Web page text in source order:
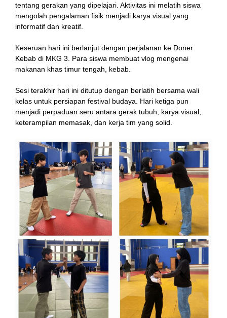
tentang gerakan yang dipelajari. Aktivitas ini melatih siswa
mengolah pengalaman fisik menjadi karya visual yang
informatif dan kreatif.
Keseruan hari ini berlanjut dengan perjalanan ke Doner
Kebab di MKG 3. Para siswa membuat vlog mengenai
makanan khas timur tengah, kebab.
Sesi terakhir hari ini ditutup dengan berlatih bersama wali
kelas untuk persiapan festival budaya. Hari ketiga pun
menjadi perpaduan seru antara gerak tubuh, karya visual,
keterampilan memasak, dan kerja tim yang solid.